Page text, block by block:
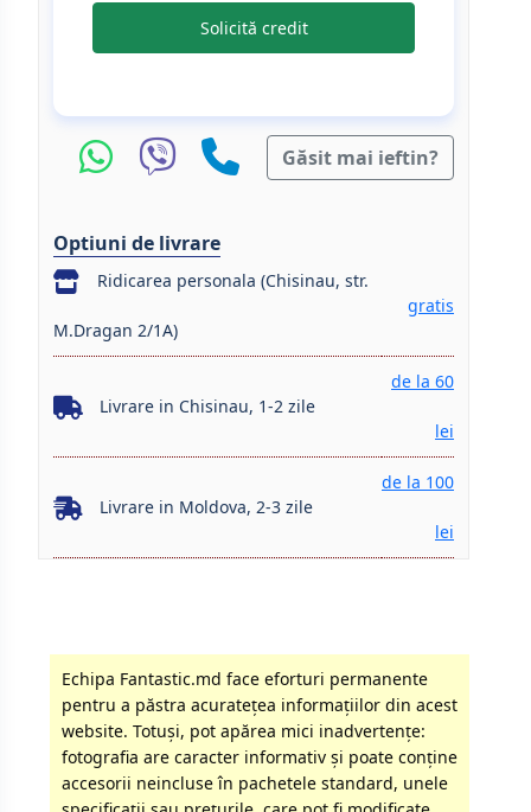
Solicită credit
Găsit mai ieftin?
Optiuni de livrare
Ridicarea personala (Chisinau, str.
M.Dragan 2/1A)
gratis
Livrare in Chisinau, 1-2 zile
de la 60
lei
Livrare in Moldova, 2-3 zile
de la 100
lei
Echipa Fantastic.md face eforturi permanente
pentru a păstra acurateţea informaţiilor din acest
website. Totuși, pot apărea mici inadvertenţe:
fotografia are caracter informativ şi poate conţine
accesorii neincluse în pachetele standard, unele